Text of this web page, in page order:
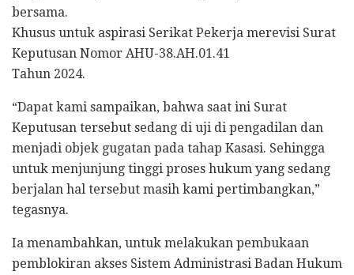
bersama.
Khusus untuk aspirasi Serikat Pekerja merevisi Surat
Keputusan Nomor AHU-38.AH.01.41
Tahun 2024.
“Dapat kami sampaikan, bahwa saat ini Surat
Keputusan tersebut sedang di uji di pengadilan dan
menjadi objek gugatan pada tahap Kasasi. Sehingga
untuk menjunjung tinggi proses hukum yang sedang
berjalan hal tersebut masih kami pertimbangkan,”
tegasnya.
Ia menambahkan, untuk melakukan pembukaan
pemblokiran akses Sistem Administrasi Badan Hukum